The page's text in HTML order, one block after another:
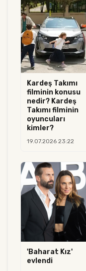
Kardeş Takımı
filminin konusu
nedir? Kardeş
Takımı filminin
oyuncuları
kimler?
19.07.2026 23:22
'Baharat Kız'
evlendi